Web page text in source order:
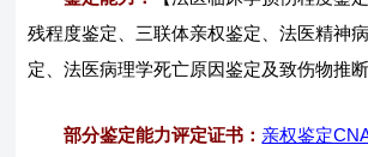
残程度鉴定、三联体亲权鉴定、法医精神
定、法医病理学死亡原因鉴定及致伤物推断
部分鉴定能力评定证书： 亲权鉴定